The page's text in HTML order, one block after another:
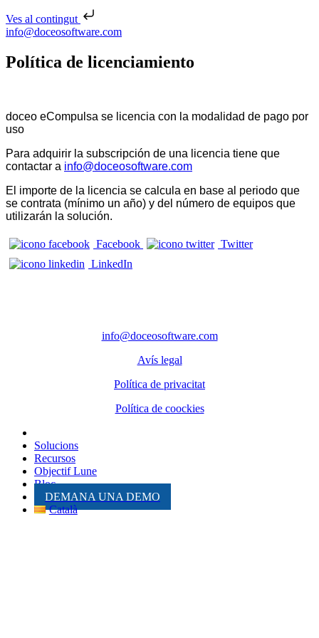
Ves al contingut
Skip to content
info@doceosoftware.com
Política de licenciamiento
doceo eCompulsa se licencia con la modalidad de pago por
uso
Para adquirir la subscripción de una licencia tiene que
contactar a info@doceosoftware.com
El importe de la licencia se calcula en base al periodo que
se contrata (mínimo un año) y del número de equipos que
utilizarán la solución.
Facebook
Twitter
LinkedIn
info@doceosoftware.com
Avís legal
Política de privacitat
Política de coockies
Solucions
Recursos
Objectif Lune
Bloc
DEMANA UNA DEMO
Català